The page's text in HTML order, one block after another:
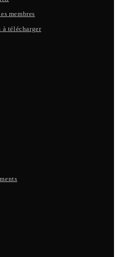
membres
à télécharger